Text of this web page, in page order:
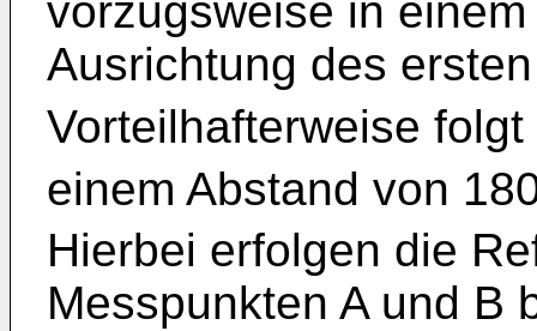
vorzugsweise in
Ausrichtung des
Vorteilhafterweise
einem Abstand von
Hierbei erfolgen die
Messpunkten A und B